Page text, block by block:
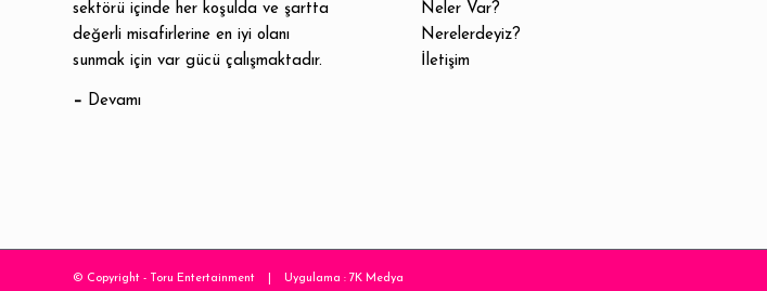
sektörü içinde her koşulda ve şartta
değerli misafirlerine en iyi olanı
sunmak için var gücü çalışmaktadır.
– Devamı
Neler Var?
Nerelerdeyiz?
İletişim
© Copyright - Toru Entertainment | Uygulama : 7K Medya